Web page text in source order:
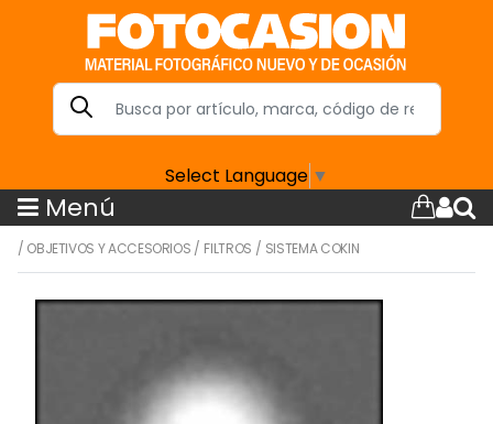
Select Language ▼
Menú
/ OBJETIVOS Y ACCESORIOS / FILTROS / SISTEMA COKIN